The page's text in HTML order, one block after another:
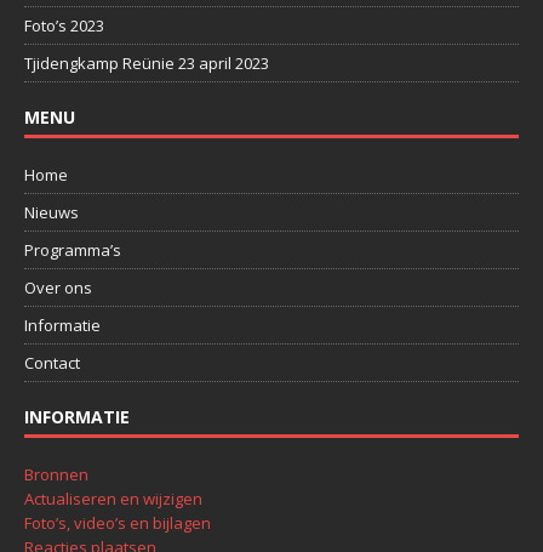
Foto’s 2023
Tjidengkamp Reünie 23 april 2023
MENU
Home
Nieuws
Programma’s
Over ons
Informatie
Contact
INFORMATIE
Bronnen
Actualiseren en wijzigen
Foto’s, video’s en bijlagen
Reacties plaatsen